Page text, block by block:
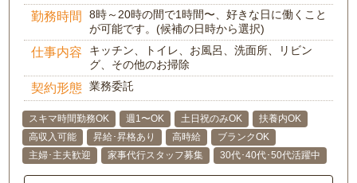
勤務時間
8時～20時の間で1時間〜、好きな日に働くこと
が可能です。(候補の日時から選択)
仕事内容
キッチン、トイレ、お風呂、洗面所、リビン
グ、その他のお掃除
契約形態 業務委託
スキマ時間勤務OK 週1〜OK 土日祝のみOK
扶養内OK
高収入可能
昇給･昇格あり 高時給
ブランクOK
主婦･主夫歓迎
家事代行スタッフ募集 30代･40代･50代活躍中